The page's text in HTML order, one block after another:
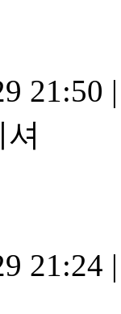
21:50 |
21:24 |